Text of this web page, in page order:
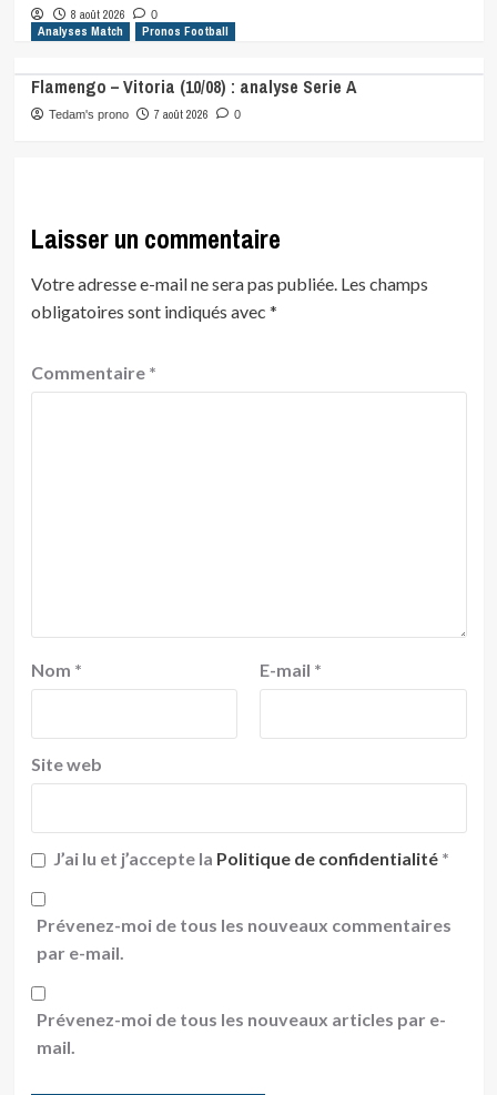
8 août 2026 0
Analyses Match Pronos Football
Flamengo – Vitoria (10/08) : analyse Serie A
Tedam's prono 7 août 2026 0
Laisser un commentaire
Votre adresse e-mail ne sera pas publiée. Les champs
obligatoires sont indiqués avec *
Commentaire *
Nom * E-mail *
Site web
J’ai lu et j’accepte la Politique de confidentialité *
Prévenez-moi de tous les nouveaux commentaires
par e-mail.
Prévenez-moi de tous les nouveaux articles par e-
mail.